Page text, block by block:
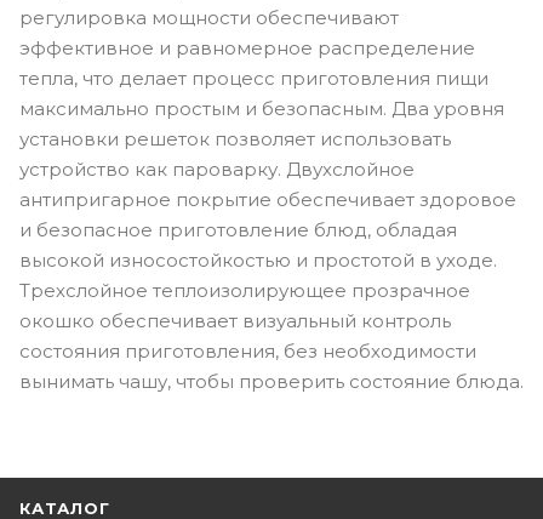
регулировка мощности обеспечивают
эффективное и равномерное распределение
тепла, что делает процесс приготовления пищи
максимально простым и безопасным. Два уровня
установки решеток позволяет использовать
устройство как пароварку. Двухслойное
антипригарное покрытие обеспечивает здоровое
и безопасное приготовление блюд, обладая
высокой износостойкостью и простотой в уходе.
Трехслойное теплоизолирующее прозрачное
окошко обеспечивает визуальный контроль
состояния приготовления, без необходимости
вынимать чашу, чтобы проверить состояние блюда.
КАТАЛОГ